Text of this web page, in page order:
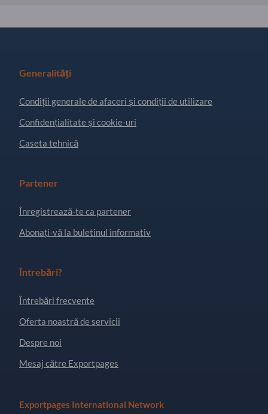
Generalități
Condiţii generale de afaceri și condiții de utilizare
Confidențialitate și cookie-uri
Caseta tehnică
Partener
Înregistrează-te ca partener
Abonați-vă la buletinul informativ
Întrebări?
Întrebări frecvente
Oferta noastră de servicii
Despre noi
Mesaj către Exportpages
Exportpages International Network